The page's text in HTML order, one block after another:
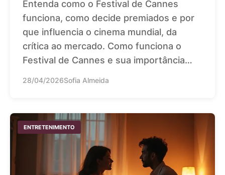
Entenda como o Festival de Cannes
funciona, como decide premiados e por
que influencia o cinema mundial, da
crítica ao mercado. Como funciona o
Festival de Cannes e sua importância…
28/04/2026Sofia Almeida
ENTRETENIMENTO